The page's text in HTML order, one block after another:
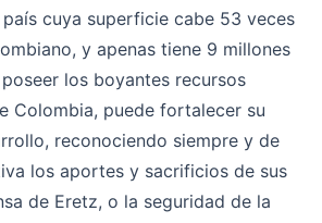
cuya superficie cabe 53 veces
y apenas tiene 9 millones
los boyantes recursos
Colombia, puede fortalecer su
reconociendo siempre y de
los aportes y sacrificios de sus
de Eretz, o la seguridad de la